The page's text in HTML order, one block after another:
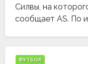
Силвы, на
сообщает AS. По
ФУТБОЛ